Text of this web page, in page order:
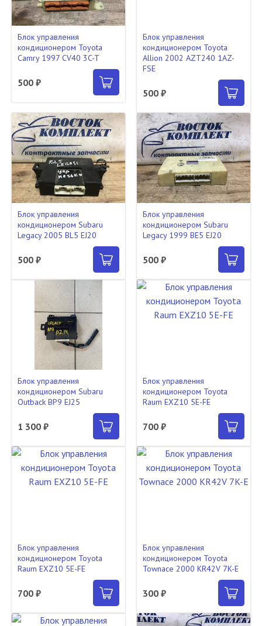
Блок управления
кондиционером Toyota
Camry 1997 CV40 3C-T
500 ₽
Блок управления
кондиционером Toyota
Allion 2002 AZT240 1AZ-
FSE
500 ₽
Блок управления
кондиционером Subaru
Legacy 2005 BL5 EJ20
500 ₽
Блок управления
кондиционером Subaru
Legacy 1999 BE5 EJ20
500 ₽
Блок управления
кондиционером Subaru
Outback BP9 EJ25
1 300 ₽
Блок управления
кондиционером Toyota
Raum EXZ10 5E-FE
700 ₽
Блок управления
кондиционером Toyota
Raum EXZ10 5E-FE
700 ₽
Блок управления
кондиционером Toyota
Townace 2000 KR42V 7K-E
300 ₽